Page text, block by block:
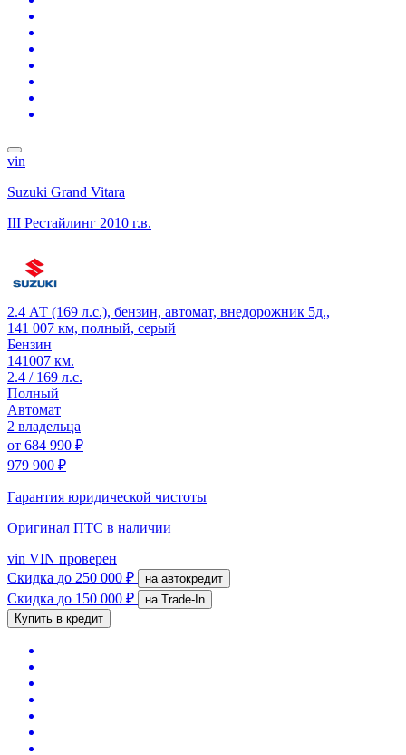
vin
Suzuki Grand Vitara
III Рестайлинг 2010 г.в.
2.4 АТ (169 л.с.), бензин, автомат, внедорожник 5д.,
141 007 км, полный, серый
Бензин
141007 км.
2.4 / 169 л.с.
Полный
Автомат
2 владельца
от 684 990 ₽
979 900 ₽
Гарантия юридической чистоты
Оригинал ПТС в наличии
vin VIN проверен
Скидка до 250 000 ₽ на автокредит
Скидка до 150 000 ₽
на Trade-In
Купить в кредит